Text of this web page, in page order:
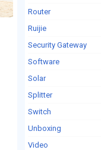
Router
Ruijie
Security Gateway
Software
Solar
Splitter
Switch
Unboxing
Video